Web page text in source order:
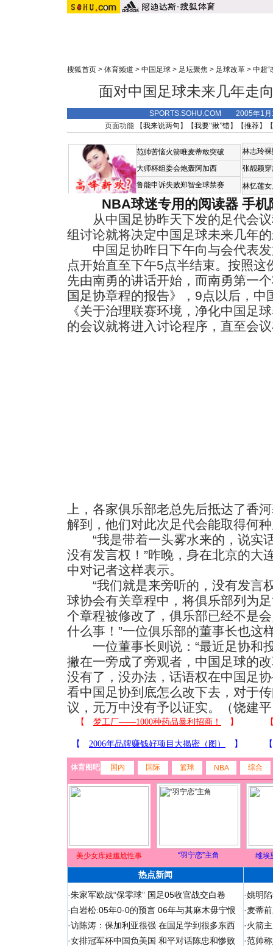
搜狐首页 > 体育频道 > 中国足球 > 足坛聚焦 > 足球改革 > 中超“
面对中国足球未来几年走
SPORTS.SOHU.COM 2005年1
页面功能 【我来说两句 】【我要“揪”错】【推荐】
范帅苦恼火箭唯麦蒂敢突破
大师杯组委会炮轰阿加西
鲁能申诉失败郑智全球禁赛
林志玲
张靓颖
林忆莲
NBA球迷专用的阅读器 手机
从中国足协昨天下发的足代会议
组讨论就将决定中国足球未来几年
中国足协昨日下午向与会代表发
点开始直至下午5点半结束。按照
先由南勇的讲话开始，而南勇第一
国足协章程的报告》，9点以后，中
《关于治理联赛环境，净化中国足
的会议就将进入讨论程序，直至会
上，各家俱乐部老总先后抵达了香
解到，他们对此次足代会能取得何
“我是带着一头雾水来的，说实
没有发言权！”昨晚，身在北京的大
中对记者这样表示。
“我们就是来旁听的，没有发言
球协会有关章程中，将俱乐部列为
个章程被修改了，俱乐部已经不是
什么事！”一位俱乐部的董事长也这
一位董事长则说：“最近足协和
撇在一旁成了旁观者，中国足球的
没有了，没办法，话语权在中国足
看中国足协到底怎么改下去，对于
议，元万中没有予以证实。（饶建
体育图吧 国内 国际 篮球 NBA 综合
美少女库娃尴尬性事 “羽宁恋”主角 维埃
热点新闻
·朱家军欧战“保零球” 国足05收官战交白卷
·白岩松:05年0-0的预言 06年与其麻木毋宁恨
·访陈涛：保加利亚很强 在国足学到很多东西
·女排冠军杯中国负美国 和平对话陈忠和惨败
·姚明
·麦蒂
·火箭
·范帅